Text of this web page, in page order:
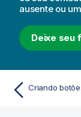
ausente ou
Deixe seu
Criando